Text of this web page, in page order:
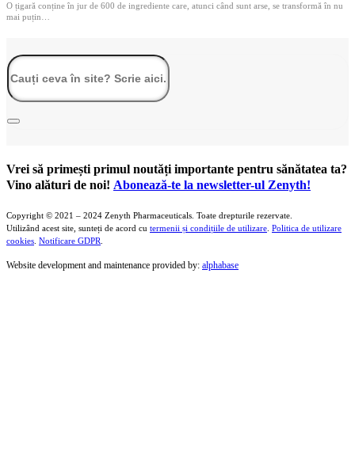
O țigară conține în jur de 600 de ingrediente care, atunci când sunt arse, se transformă în nu
mai puțin…
Vrei să primești primul noutăți importante pentru sănătatea ta?
Vino alături de noi! Abonează-te la newsletter-ul Zenyth!
Copyright © 2021 – 2024 Zenyth Pharmaceuticals. Toate drepturile rezervate.
Utilizând acest site, sunteți de acord cu termenii și condițiile de utilizare Politica de utilizare
cookies Notificare GDPR
Website development and maintenance provided by: alphabase